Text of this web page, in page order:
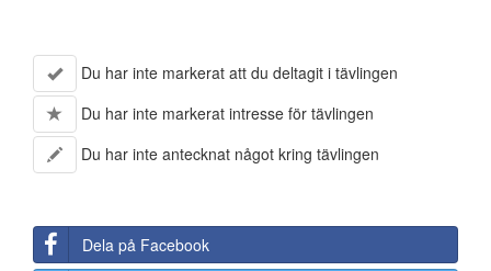
Du har inte markerat att du deltagit i tävlingen
Du har inte markerat intresse för tävlingen
Du har inte antecknat något kring tävlingen
Dela på Facebook